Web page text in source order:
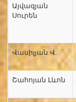
Այվազյան
Սուրեն
Վասիլյան Վ.
Շահոյան Լևոն